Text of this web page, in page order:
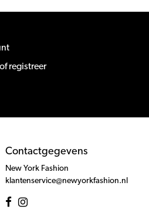
registreer
Contactgegevens
New York Fashion
klantenservice@newyorkfashion.nl